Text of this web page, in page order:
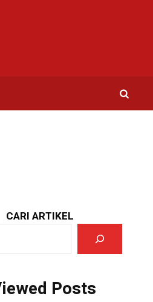
CARI ARTIKEL
Posts